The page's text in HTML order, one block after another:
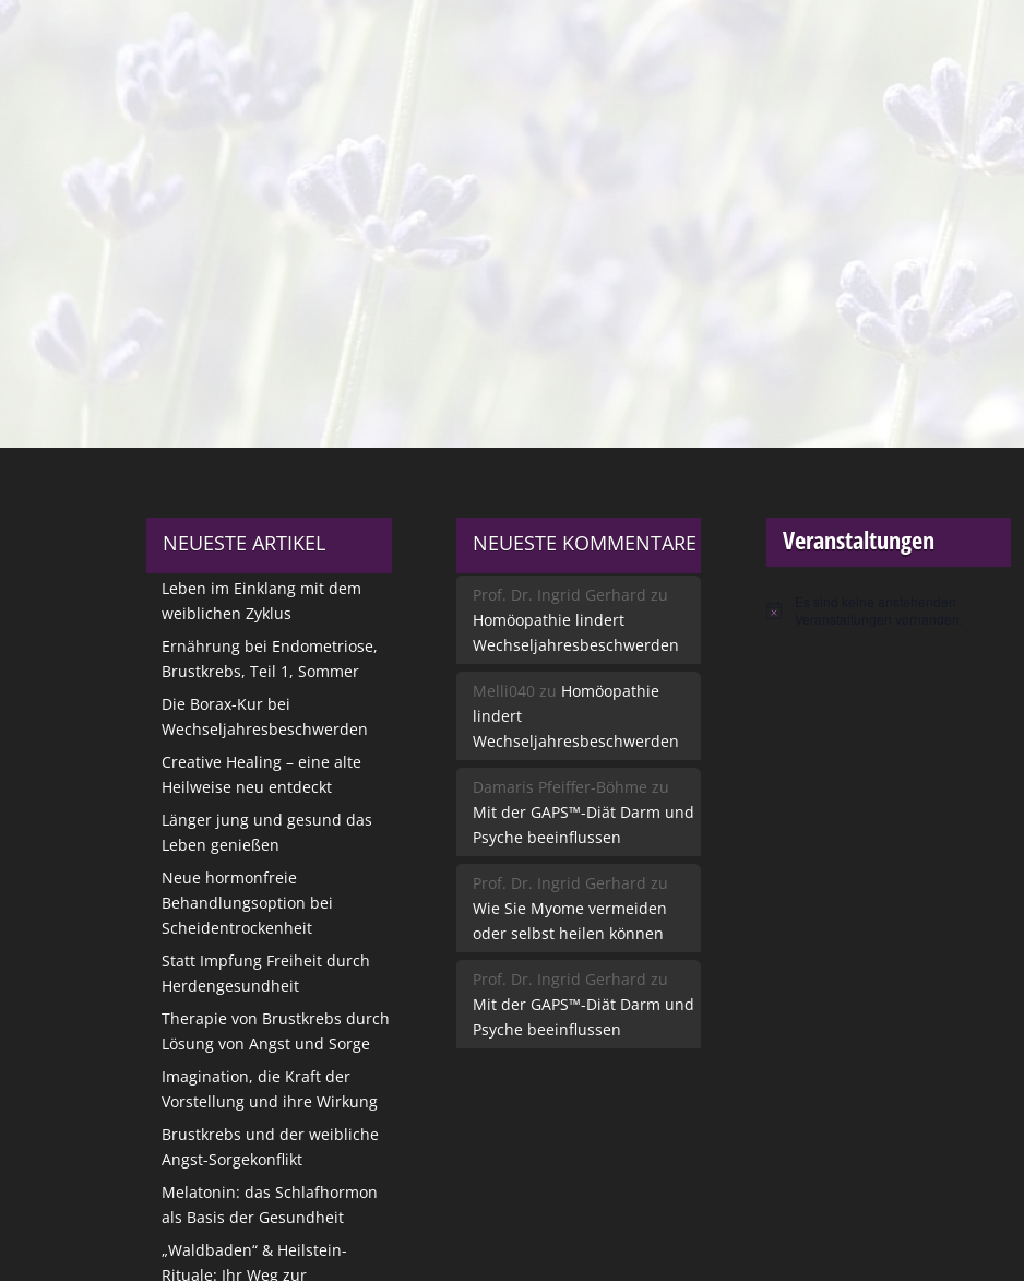
NEUESTE ARTIKEL
Leben im Einklang mit dem
weiblichen Zyklus
Ernährung bei Endometriose,
Brustkrebs, Teil 1, Sommer
Die Borax-Kur bei
Wechseljahresbeschwerden
Creative Healing – eine alte
Heilweise neu entdeckt
Länger jung und gesund das
Leben genießen
Neue hormonfreie
Behandlungsoption bei
Scheidentrockenheit
Statt Impfung Freiheit durch
Herdengesundheit
Therapie von Brustkrebs durch
Lösung von Angst und Sorge
Imagination, die Kraft der
Vorstellung und ihre Wirkung
Brustkrebs und der weibliche
Angst-Sorgekonflikt
Melatonin: das Schlafhormon
als Basis der Gesundheit
„Waldbaden“ & Heilstein-
Rituale: Ihr Weg zur
NEUESTE KOMMENTARE
Prof. Dr. Ingrid Gerhard zu
Homöopathie lindert
Wechseljahresbeschwerden
Melli040 zu Homöopathie
lindert
Wechseljahresbeschwerden
Damaris Pfeiffer-Böhme zu
Mit der GAPS™-Diät Darm und
Psyche beeinflussen
Prof. Dr. Ingrid Gerhard zu
Wie Sie Myome vermeiden
oder selbst heilen können
Prof. Dr. Ingrid Gerhard zu
Mit der GAPS™-Diät Darm und
Psyche beeinflussen
Veranstaltungen
Hinweis